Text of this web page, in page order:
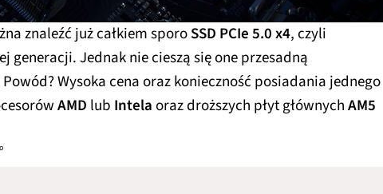
znaleźć już całkiem sporoSSD PCIe 5.0 x4, czyli
generacji. Jednak nie cieszą się one przesadną
Wysoka cena oraz konieczność posiadania jednego
AMD lub Intelaoraz droższych płyt głównychAM5